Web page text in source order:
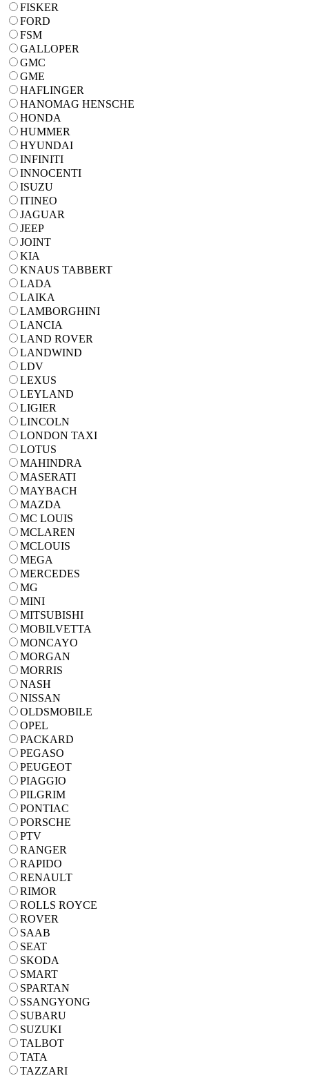
FISKER
FORD
FSM
GALLOPER
GMC
GME
HAFLINGER
HANOMAG HENSCHE
HONDA
HUMMER
HYUNDAI
INFINITI
INNOCENTI
ISUZU
ITINEO
JAGUAR
JEEP
JOINT
KIA
KNAUS TABBERT
LADA
LAIKA
LAMBORGHINI
LANCIA
LAND ROVER
LANDWIND
LDV
LEXUS
LEYLAND
LIGIER
LINCOLN
LONDON TAXI
LOTUS
MAHINDRA
MASERATI
MAYBACH
MAZDA
MC LOUIS
MCLAREN
MCLOUIS
MEGA
MERCEDES
MG
MINI
MITSUBISHI
MOBILVETTA
MONCAYO
MORGAN
MORRIS
NASH
NISSAN
OLDSMOBILE
OPEL
PACKARD
PEGASO
PEUGEOT
PIAGGIO
PILGRIM
PONTIAC
PORSCHE
PTV
RANGER
RAPIDO
RENAULT
RIMOR
ROLLS ROYCE
ROVER
SAAB
SEAT
SKODA
SMART
SPARTAN
SSANGYONG
SUBARU
SUZUKI
TALBOT
TATA
TAZZARI